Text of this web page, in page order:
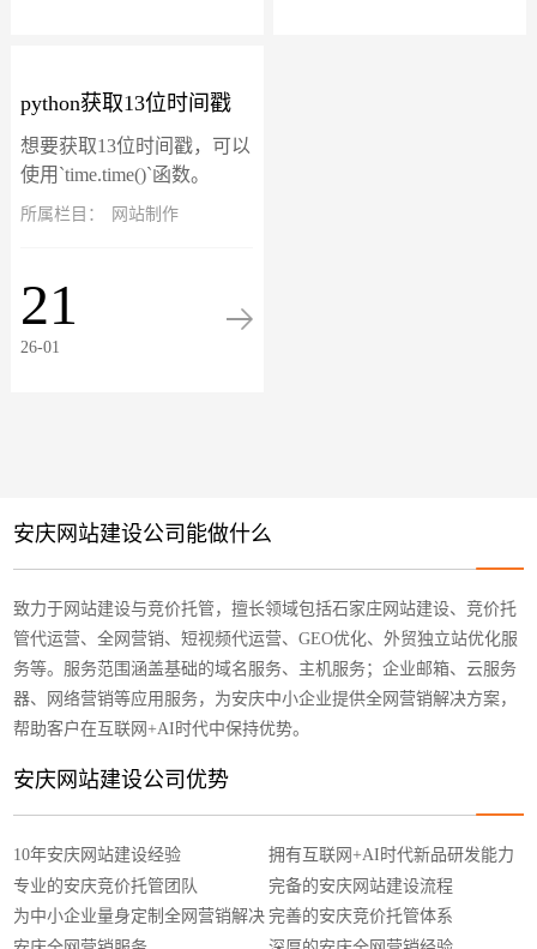
python获取13位时间戳
想要获取13位时间戳，可以
使用`time.time()`函数。
`time.time()`函数返回当前时
取13位...
所属栏目： 网站制作
21
26-01
安庆网站建设公司能做什么
致力于网站建设与竞价托管，擅长领域包括石家庄网站建设、竞价托
管代运营、全网营销、短视频代运营、GEO优化、外贸独立站优化服
务等。服务范围涵盖基础的域名服务、主机服务；企业邮箱、云服务
器、网络营销等应用服务，为安庆中小企业提供全网营销解决方案，
帮助客户在互联网+AI时代中保持优势。
安庆网站建设公司优势
10年安庆网站建设经验
专业的安庆竞价托管团队
为中小企业量身定制全网营销解决
拥有互联网+AI时代新品研发能力
完备的安庆网站建设流程
完善的安庆竞价托管体系